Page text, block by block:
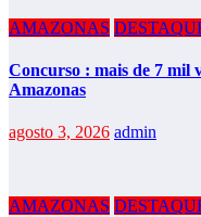
AMAZONAS
Concurso : mais de 7 mil
Amazonas
agosto 3, 2026 admin
AMAZONAS